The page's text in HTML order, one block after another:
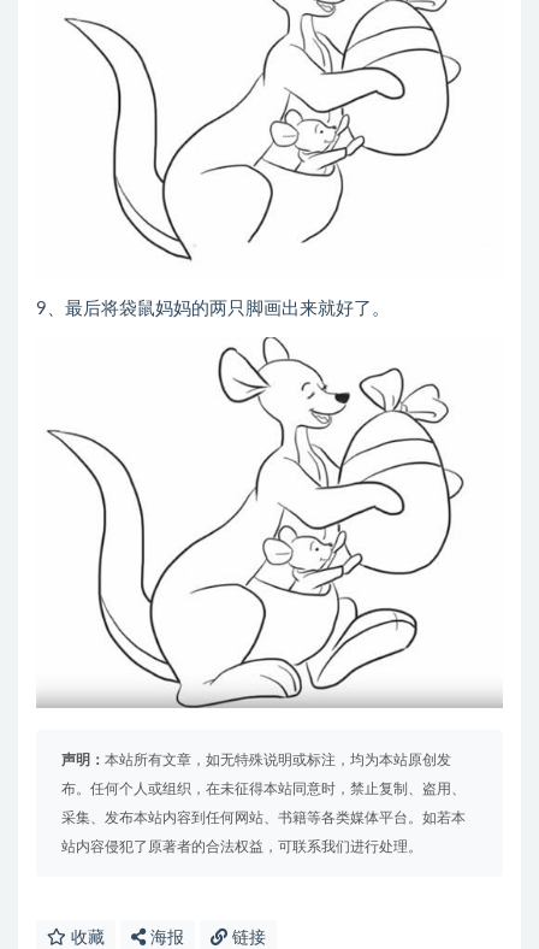
9、最后将袋鼠妈妈的两只脚画出来就好了。
声明： 本站所有文章，如无特殊说明或标注，均为本站原创发
布。任何个人或组织，在未征得本站同意时，禁止复制、盗用、
采集、发布本站内容到任何网站、书籍等各类媒体平台。如若本
站内容侵犯了原著者的合法权益，可联系我们进行处理。
收藏 海报 链接